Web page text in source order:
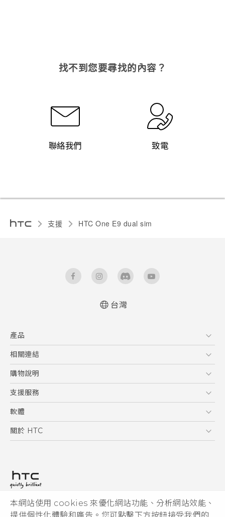
本網站使用 cookies 來優化網站功能、分析網站效能、
找不到您要尋找的內容？
聯絡我們 致電
支援 HTC One E9 dual sim‎
台灣
產品
5G
智慧型手機
配件
相關連結
HTC Research
購物說明
購物須知
訂單管理
付款方式
支援服務
到府收送維修服務
服務中心資訊
客戶服務佈告欄
軟體
應用程式
HTC Sync Manager
關於 HTC
投資人
隱私權政策
© 2011-2026 HTC Corporation